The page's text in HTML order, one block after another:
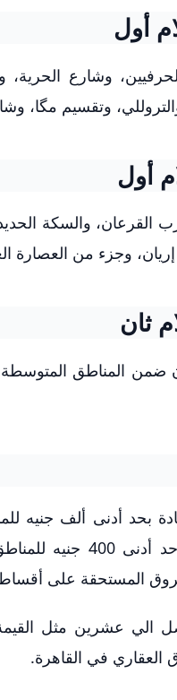
أول
أول
وجزء من العصارة
ثان
المناطق المتوسطة
بحد أدنى ألف جنيه
المستحقة على
عشرين مثل القيمة
العقاري في القاهرة.